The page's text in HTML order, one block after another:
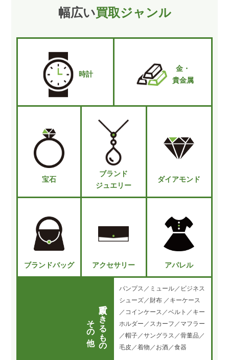
幅広い買取ジャンル
時計
金・
貴金属
宝石
ブランド
ジュエリー
ダイアモンド
ブランドバッグ アクセサリー アパレル
買取できるもの
その他
パンプス／ミュール／ビジネス
シューズ／財布 ／キーケース
／コインケース／ベルト／キー
ホルダー／スカーフ／マフラー
／帽子／サングラス／骨董品／
毛皮／着物／お酒／食器